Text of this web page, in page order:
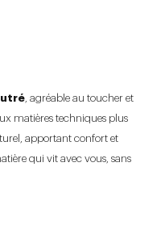
, agréable au toucher et
matières techniques plus
apportant confort et
qui vit avec vous, sans